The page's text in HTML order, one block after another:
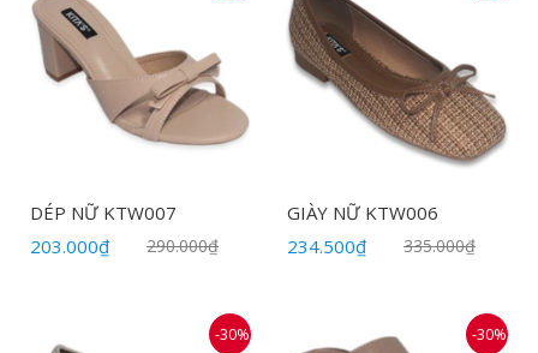
DÉP NỮ KTW007
203.000₫
290.000₫
GIÀY NỮ KTW006
234.500₫
335.000₫
-30% -30%